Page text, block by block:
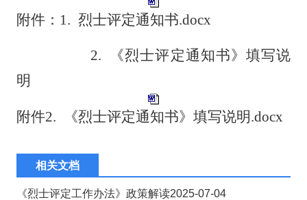
附件：1. 烈士评定通知书.docx
2. 《烈士评定通知书》填写说
明
附件2. 《烈士评定通知书》填写说明.docx
相关文档
《烈士评定工作办法》政策解读2025-07-04